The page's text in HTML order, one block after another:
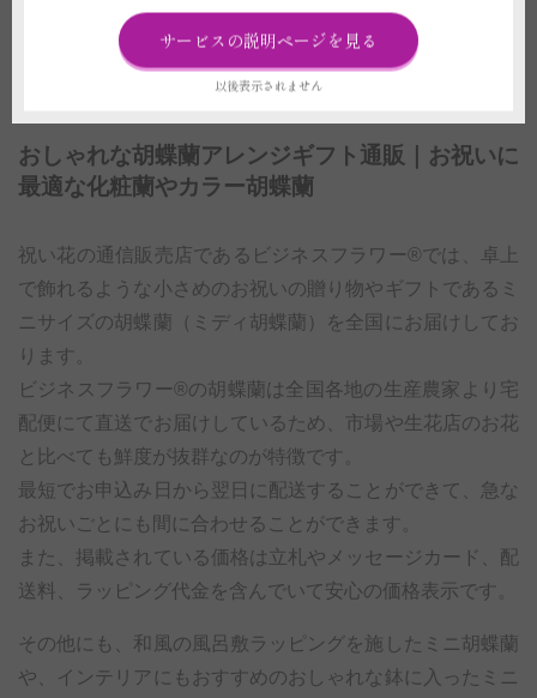
をした胡蝶蘭！
おしゃれな胡蝶蘭アレンジギフト通販｜お祝いに
最適な化粧蘭やカラー胡蝶蘭
祝い花の通信販売店であるビジネスフラワー®では、卓上
で飾れるような小さめのお祝いの贈り物やギフトであるミ
ニサイズの胡蝶蘭（ミディ胡蝶蘭）を全国にお届けしてお
ります。
ビジネスフラワー®の胡蝶蘭は全国各地の生産農家より宅
配便にて直送でお届けしているため、市場や生花店のお花
と比べても鮮度が抜群なのが特徴です。
最短でお申込み日から翌日に配送することができて、急な
お祝いごとにも間に合わせることができます。
また、掲載されている価格は立札やメッセージカード、配
送料、ラッピング代金を含んでいて安心の価格表示です。
その他にも、和風の風呂敷ラッピングを施したミニ胡蝶蘭
や、インテリアにもおすすめのおしゃれな鉢に入ったミニ
サービスの説明ページを見る
以後表示されません